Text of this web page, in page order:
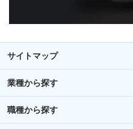
サイトマップ
業種から探す
職種から探す